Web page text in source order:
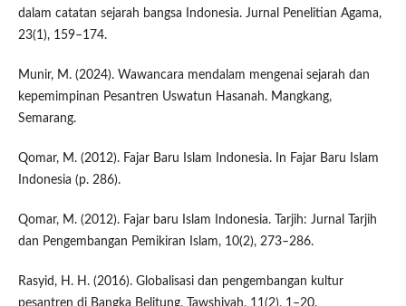
dalam catatan sejarah bangsa Indonesia. Jurnal Penelitian Agama,
23(1), 159–174.
Munir, M. (2024). Wawancara mendalam mengenai sejarah dan
kepemimpinan Pesantren Uswatun Hasanah. Mangkang,
Semarang.
Qomar, M. (2012). Fajar Baru Islam Indonesia. In Fajar Baru Islam
Indonesia (p. 286).
Qomar, M. (2012). Fajar baru Islam Indonesia. Tarjih: Jurnal Tarjih
dan Pengembangan Pemikiran Islam, 10(2), 273–286.
Rasyid, H. H. (2016). Globalisasi dan pengembangan kultur